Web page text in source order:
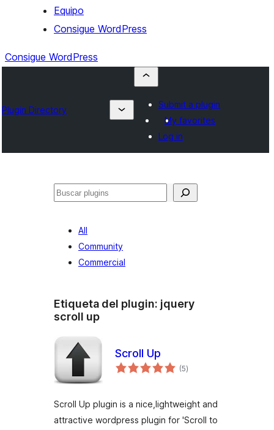
Equipo
Consigue WordPress
Consigue WordPress
Plugin Directory
Submit a plugin
My favorites
Log in
Buscar
All
Community
Commercial
Etiqueta del plugin: jquery
scroll up
Scroll Up
(5total
de
)
Scroll Up plugin is a nice,lightweight and
attractive wordpress plugin for 'Scroll to